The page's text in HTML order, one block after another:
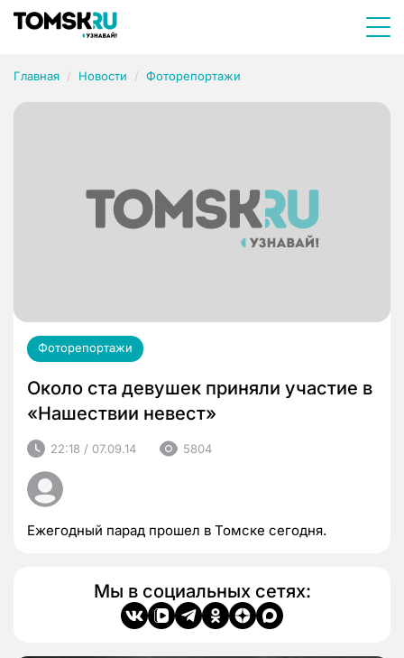
Главная Новости Фоторепортажи
Фоторепортажи
Около ста девушек приняли участие в
«Нашествии невест»
22:18 / 07.09.14 5804
Ежегодный парад прошел в Томске сегодня.
Мы в социальных сетях: